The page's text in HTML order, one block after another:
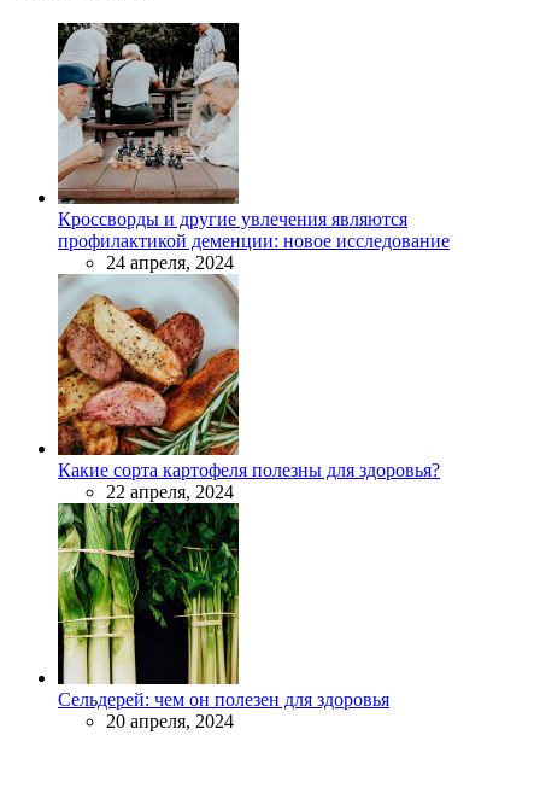
Кроссворды и другие увлечения являются
профилактикой деменции: новое исследование
24 апреля, 2024
Какие сорта картофеля полезны для здоровья?
22 апреля, 2024
Сельдерей: чем он полезен для здоровья
20 апреля, 2024